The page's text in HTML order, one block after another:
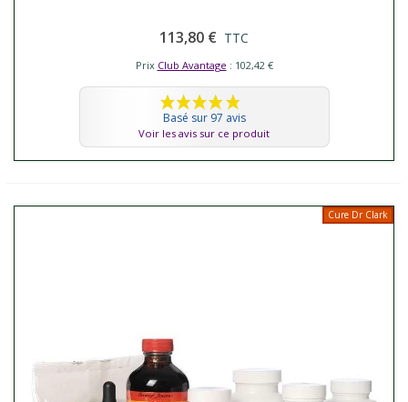
113,80 € TTC
Prix Club Avantage : 102,42 €
Basé sur 97 avis
Voir les avis sur ce produit
Cure Dr Clark